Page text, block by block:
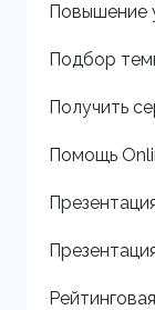
Повышение
Подбор
Получить
Помощь